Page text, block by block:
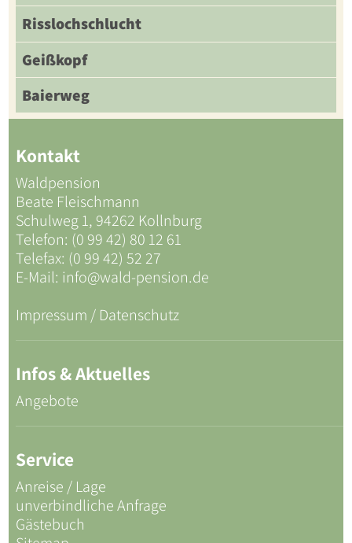
Risslochschlucht
Geißkopf
Baierweg
Kontakt
Waldpension
Beate Fleischmann
Schulweg 1, 94262 Kollnburg
Telefon: (0 99 42) 80 12 61
Telefax: (0 99 42) 52 27
E-Mail: info@wald-pension.de
Impressum / Datenschutz
Infos & Aktuelles
Angebote
Service
Anreise / Lage
unverbindliche Anfrage
Gästebuch